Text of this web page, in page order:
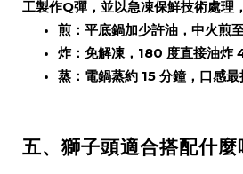
工製作Q彈，並以急凍保鮮技術處理
煎：平底鍋加少許油，中火煎
炸：免解凍，180 度直接油炸
蒸：電鍋蒸約 15 分鐘，口感
五、獅子頭適合搭配什